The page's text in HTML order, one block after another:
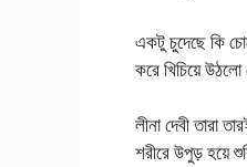
একটু চুদেছে কি
করে খিচিয়ে উঠলো
লীনা দেবী তারা
শরীরে উপুড় হয়ে